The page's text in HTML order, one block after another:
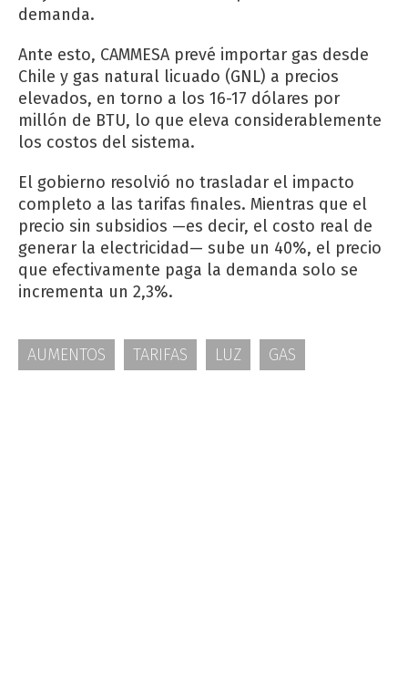
demanda.
Ante esto, CAMMESA prevé importar gas desde
Chile y gas natural licuado (GNL) a precios
elevados, en torno a los 16-17 dólares por
millón de BTU, lo que eleva considerablemente
los costos del sistema.
El gobierno resolvió no trasladar el impacto
completo a las tarifas finales. Mientras que el
precio sin subsidios —es decir, el costo real de
generar la electricidad— sube un 40%, el precio
que efectivamente paga la demanda solo se
incrementa un 2,3%.
AUMENTOS TARIFAS LUZ GAS